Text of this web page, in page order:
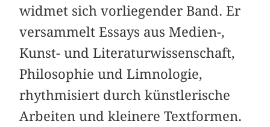
widmet sich vorliegender Band. Er
versammelt Essays aus Medien-,
Kunst- und Literaturwissenschaft,
Philosophie und Limnologie,
rhythmisiert durch künstlerische
Arbeiten und kleinere Textformen.